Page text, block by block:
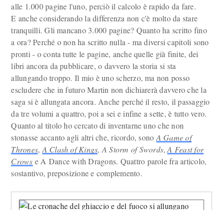
alle 1.000 pagine l'uno, perciò il calcolo è rapido da fare.
E anche considerando la differenza non c'è molto da stare
tranquilli. Gli mancano 3.000 pagine? Quanto ha scritto fino
a ora? Perché o non ha scritto nulla - ma diversi capitoli sono
pronti - o conta tutte le pagine, anche quelle già finite, dei
libri ancora da pubblicare, o davvero la storia si sta
allungando troppo. Il mio è uno scherzo, ma non posso
escludere che in futuro Martin non dichiarerà davvero che la
saga si è allungata ancora. Anche perché il resto, il passaggio
da tre volumi a quattro, poi a sei e infine a sette, è tutto vero.
Quanto al titolo ho cercato di inventarne uno che non
stonasse accanto agli altri che, ricordo, sono A Game of
Thrones, A Clash of Kings, A Storm of Swords,A Feast for
Crows e A Dance with Dragons. Quattro parole fra articolo,
sostantivo, preposizione e complemento.